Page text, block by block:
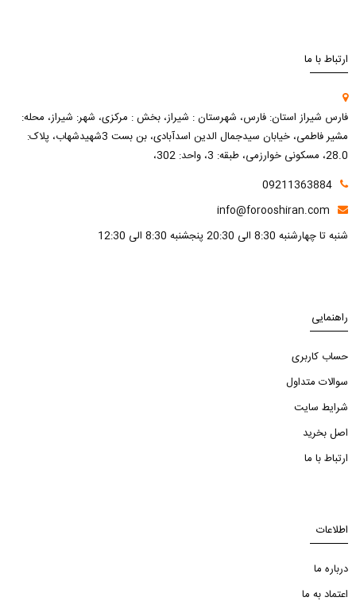
ارتباط با ما
فارس شیراز استان: فارس، شهرستان : شیراز، بخش : مرکزی، شهر: شیراز، محله:
مشیر فاطمی، خیابان سیدجمال الدین اسدآبادی، بن بست 3شهیدشهاب، پلاک:
28.0، مسکونی خوارزمی، طبقه: 3، واحد: 302،
09211363884
info@forooshiran.com
شنبه تا چهارشنبه 8:30 الی 20:30 پنجشنبه 8:30 الی 12:30
راهنمایی
حساب کاربری
سوالات متداول
شرایط سایت
اصل بخرید
ارتباط با ما
اطلاعات
درباره ما
اعتماد به ما